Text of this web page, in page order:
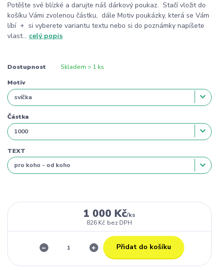
Potěšte své blízké a darujte náš dárkový poukaz. Stačí vložit do
košíku Vámi zvolenou částku, dále Motiv poukázky, která se Vám
líbí + si vyberete variantu textu nebo si do poznámky napíšete
vlast... celý popis
Dostupnost Skladem > 1 ks
Motiv
Částka
TEXT
1 000 Kč/ks
826 Kč bez DPH
Přidat do košíku